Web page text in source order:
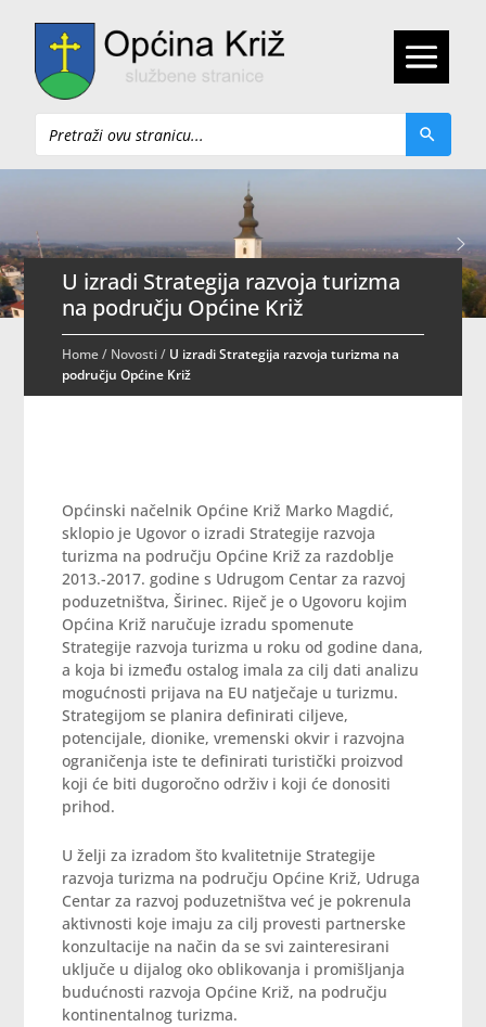
Pretraži
U izradi Strategija razvoja turizma
na području Općine Križ
Home/ Novosti/ U izradi Strategija razvoja turizma na
području Općine Križ
Općinski načelnik Općine Križ Marko Magdić,
sklopio je Ugovor o izradi Strategije razvoja
turizma na području Općine Križ za razdoblje
2013.-2017. godine s Udrugom Centar za razvoj
poduzetništva, Širinec. Riječ je o Ugovoru kojim
Općina Križ naručuje izradu spomenute
Strategije razvoja turizma u roku od godine dana,
a koja bi između ostalog imala za cilj dati analizu
mogućnosti prijava na EU natječaje u turizmu.
Strategijom se planira definirati ciljeve,
potencijale, dionike, vremenski okvir i razvojna
ograničenja iste te definirati turistički proizvod
koji će biti dugoročno održiv i koji će donositi
prihod.
U želji za izradom što kvalitetnije Strategije
razvoja turizma na području Općine Križ, Udruga
Centar za razvoj poduzetništva već je pokrenula
aktivnosti koje imaju za cilj provesti partnerske
konzultacije na način da se svi zainteresirani
uključe u dijalog oko oblikovanja i promišljanja
budućnosti razvoja Općine Križ, na području
kontinentalnog turizma.